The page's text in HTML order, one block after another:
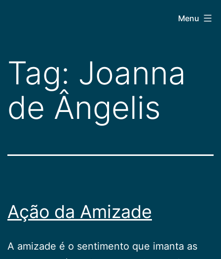
conteúdo
Menu
Tag: Joanna
de Ângelis
Ação da Amizade
A amizade é o sentimento que imanta as